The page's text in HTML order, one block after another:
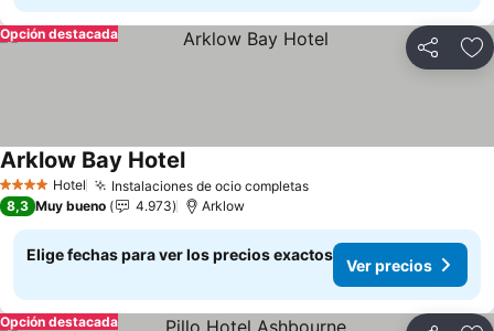
Compartir
Opción destacada
4 EstrellasHotel Instalaciones de ocio completasVer precios
Arklow Bay HotelVer precios
8,3 Muy bueno 4.973 Arklow
Elige fechas para ver los precios exactos
Ver precios
Opción destacada